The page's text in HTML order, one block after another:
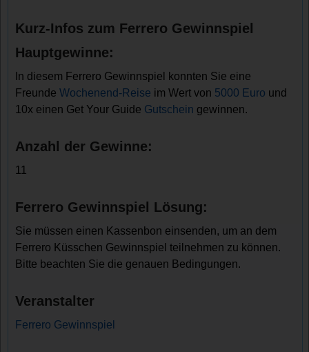
Kurz-Infos zum Ferrero Gewinnspiel
Hauptgewinne:
In diesem Ferrero Gewinnspiel konnten Sie eine
FreundeWochenend-Reise im Wert von 5000 Euro und
10x einen Get Your Guide Gutschein gewinnen.
Anzahl der Gewinne:
11
Ferrero Gewinnspiel Lösung:
Sie müssen einen Kassenbon einsenden, um an dem
Ferrero Küsschen Gewinnspiel teilnehmen zu können.
Bitte beachten Sie die genauen Bedingungen.
Veranstalter
Ferrero Gewinnspiel